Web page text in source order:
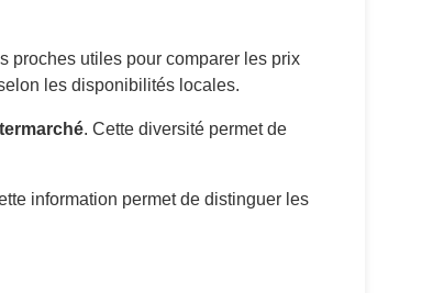
proches utiles pour comparer les prix
les disponibilités locales.
. Cette diversité permet de
information permet de distinguer les